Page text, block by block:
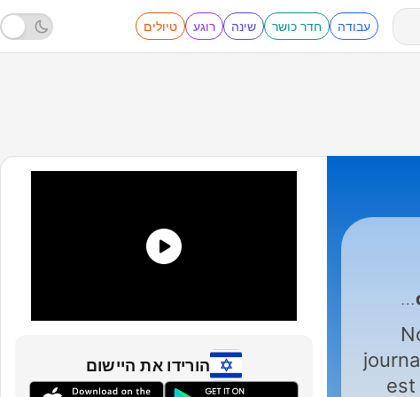
עבודה חדר כושר שינה רוגע טיולים
est
הורידו את היישום